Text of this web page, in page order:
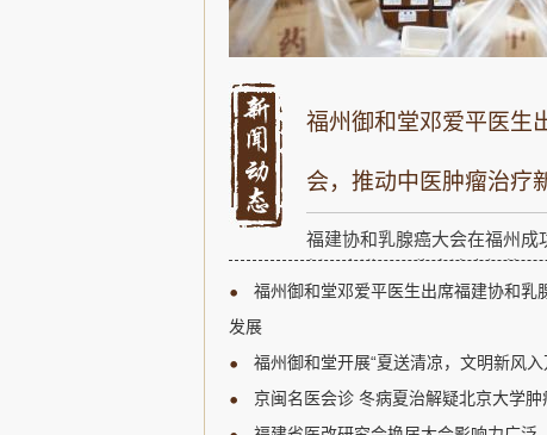
福州御和堂邓爱平医生
会，推动中医肿瘤治疗
福建协和乳腺癌大会在福州
新研究进展、临床诊疗规范以
展开深入讨论，为福建省乳
肿瘤领域的知名专家，受邀参
福州御和堂邓爱平医生出席福建协和乳
发展
福州御和堂开展“夏送清凉，文明新风入
京闽名医会诊 冬病夏治解疑北京大学肿